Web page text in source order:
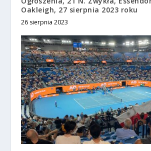
Oakleigh, 27 sierpnia 2023 roku
26 sierpnia 2023